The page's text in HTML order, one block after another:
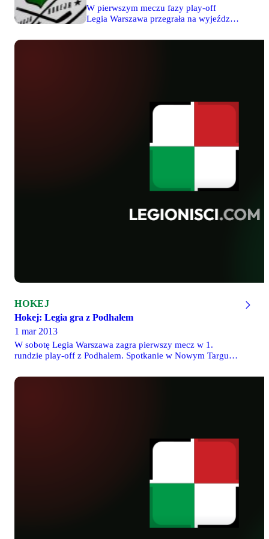
W pierwszym meczu fazy play-off
Legia Warszawa przegrała na wyjeździe
tercji: 0-1, 0-2, 0-2. Rewanżowe
HOKEJ
Hokej: Legia gra z Podhalem
1 mar 2013
W sobotę Legia Warszawa zagra pierwszy mecz w 1.
rundzie play-off z Podhalem. Spotkanie w Nowym Targu
można śledzić na stronie Podhala. W środę 6 marca o godz.